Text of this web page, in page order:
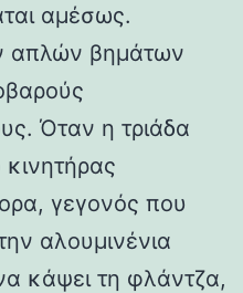
αμέσως.
απλών βημάτων
Όταν η τριάδα
γεγονός που
αλουμινένια
κάψει τη φλάντζα,